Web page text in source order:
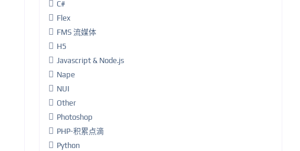
C#
Flex
FMS 流媒体
H5
Javascript & Node.js
Nape
NUI
Other
Photoshop
PHP-积累点滴
Python